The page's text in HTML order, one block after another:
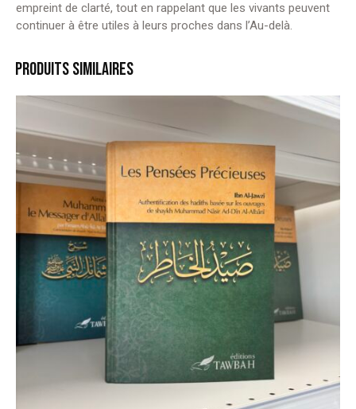
empreint de clarté, tout en rappelant que les vivants peuvent
continuer à être utiles à leurs proches dans l’Au-delà.
PRODUITS SIMILAIRES